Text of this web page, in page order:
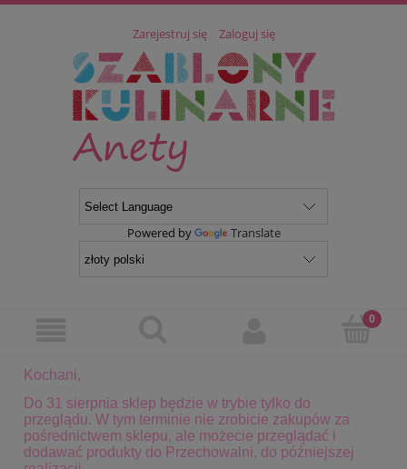
Zarejestruj się Zaloguj się
Powered by Translate
Kochani,
Do 31 sierpnia sklep będzie w trybie tylko do
przeglądu. W tym terminie nie zrobicie zakupów za
pośrednictwem sklepu, ale możecie przeglądać i
dodawać produkty do Przechowalni, do późniejszej